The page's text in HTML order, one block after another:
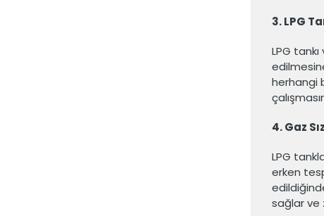
3. LPG
LPG
herhangi
4. Gaz
LPG
erken
sağlar ve